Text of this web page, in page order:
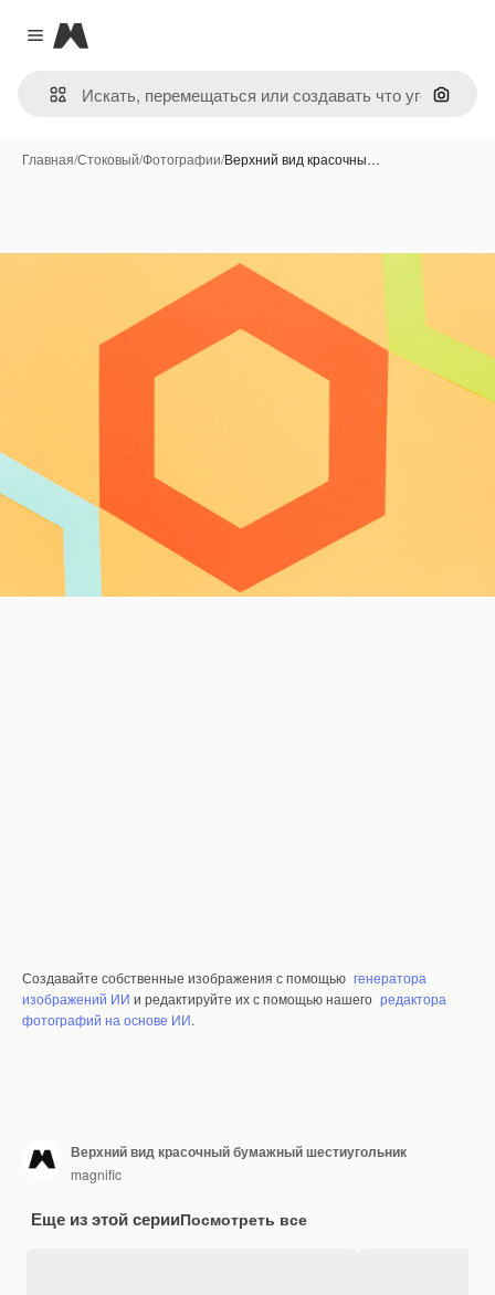
Close menu
Magnific
Поиск
Главная/Стоковый/Фотографии/Верхний вид красочны…
Создавайте собственные изображения с помощью генератора
изображений ИИ и редактируйте их с помощью нашего редактора
фотографий на основе ИИ.
Верхний вид красочный бумажный шестиугольник
magnific
Еще из этой серииПосмотреть все